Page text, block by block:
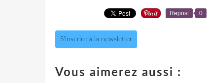
Repost 0
S'inscrire à la newsletter
Vous aimerez aussi :